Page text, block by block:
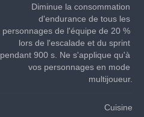
Diminue la consommation
d'endurance de tous les
personnages de l'équipe de 20 %
lors de l'escalade et du sprint
pendant 900 s. Ne s'applique qu'à
vos personnages en mode
multijoueur.
Cuisine